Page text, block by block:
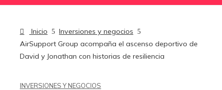
Inicio
Inversiones y negocios
AirSupport Group acompaña el ascenso deportivo de
David y Jonathan con historias de resiliencia
INVERSIONES Y NEGOCIOS